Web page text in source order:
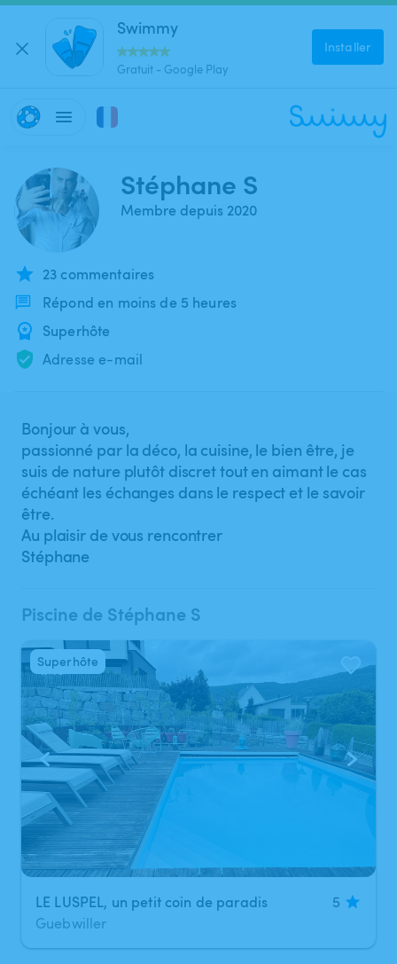
Swimmy
Gratuit - Google Play
Installer
Stéphane S
Membre depuis 2020
23 commentaires
Répond en moins de 5 heures
Superhôte
Adresse e-mail
Bonjour à vous,
passionné par la déco, la cuisine, le bien être, je
suis de nature plutôt discret tout en aimant le cas
échéant les échanges dans le respect et le savoir
être.
Au plaisir de vous rencontrer
Stéphane
Piscine de Stéphane S
1/10
LE LUSPEL, un petit coin de paradis
5
Guebwiller
Superhôte